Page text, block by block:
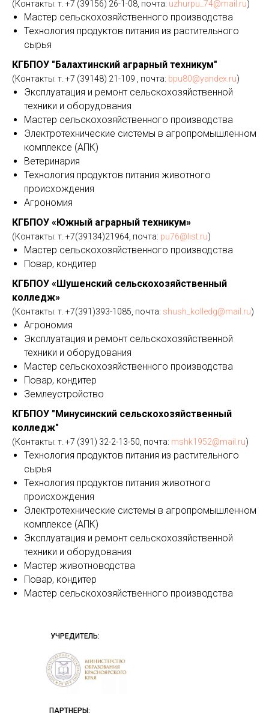
(Контакты: т. +7 (39156) 26-1-08, почта: uzhurpu_74@mail.ru)
Мастер сельскохозяйственного производства
Технология продуктов питания из растительного
сырья
КГБПОУ "Балахтинский аграрный техникум"
(Контакты: т. +7 (39148) 21-109 , почта: bpu80@yandex.ru)
Эксплуатация и ремонт сельскохозяйственной
техники и оборудования
Мастер сельскохозяйственного производства
Электротехнические системы в агропромышленном
комплексе (АПК)
Ветеринария
Технология продуктов питания животного
происхождения
Агрономия
КГБПОУ «Южный аграрный техникум»
(Контакты: т. +7(39134)21964, почта: pu76@list.ru)
Мастер сельскохозяйственного производства
Повар, кондитер
КГБПОУ «Шушенский сельскохозяйственный
колледж»
(Контакты: т. +7(391)393-1085, почта: shush_kolledg@mail.ru)
Агрономия
Эксплуатация и ремонт сельскохозяйственной
техники и оборудования
Мастер сельскохозяйственного производства
Повар, кондитер
Землеустройство
КГБПОУ "Минусинский сельскохозяйственный
колледж"
(Контакты: т. +7 (391) 32-2-13-50, почта: mshk1952@mail.ru)
Технология продуктов питания из растительного
сырья
Технология продуктов питания животного
происхождения
Электротехнические системы в агропромышленном
комплексе (АПК)
Эксплуатация и ремонт сельскохозяйственной
техники и оборудования
Мастер животноводства
Повар, кондитер
Мастер сельскохозяйственного производства
УЧРЕДИТЕЛЬ:
ПАРТНЕРЫ: